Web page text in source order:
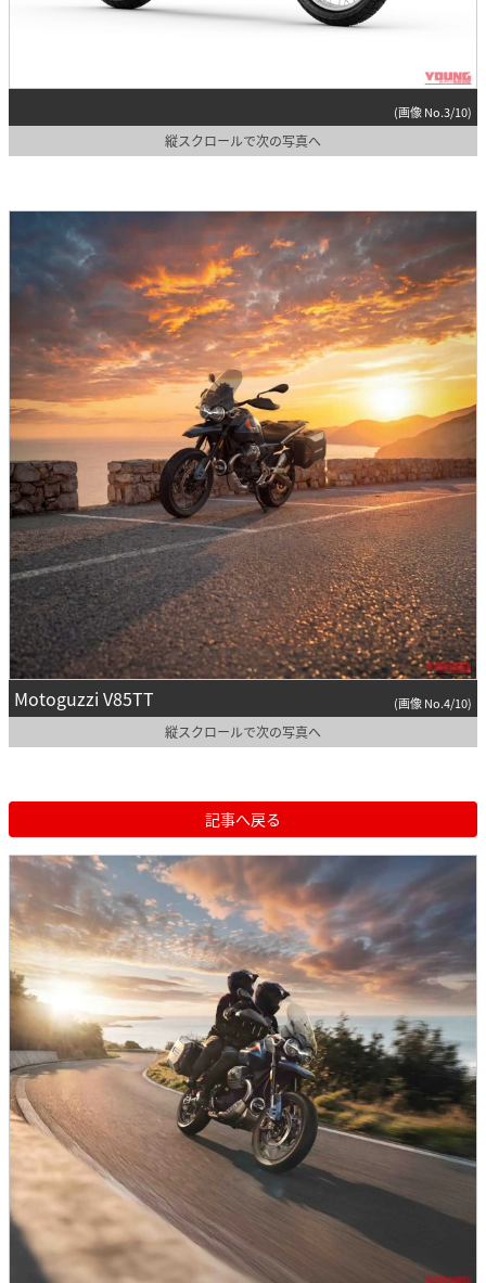
(画像 No.3/10)
縦スクロールで次の写真へ
Motoguzzi V85TT (画像 No.4/10)
縦スクロールで次の写真へ
記事へ戻る